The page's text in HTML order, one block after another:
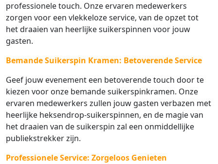
professionele touch. Onze ervaren medewerkers
zorgen voor een vlekkeloze service, van de opzet tot
het draaien van heerlijke suikerspinnen voor jouw
gasten.
Bemande Suikerspin Kramen: Betoverende Service
Geef jouw evenement een betoverende touch door te
kiezen voor onze bemande suikerspinkramen. Onze
ervaren medewerkers zullen jouw gasten verbazen met
heerlijke heksendrop-suikerspinnen, en de magie van
het draaien van de suikerspin zal een onmiddellijke
publiekstrekker zijn.
Professionele Service: Zorgeloos Genieten